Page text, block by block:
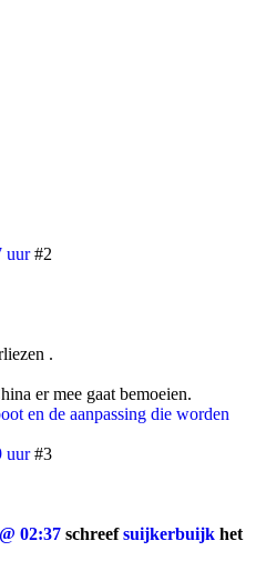
uur #2
.
er mee gaat bemoeien.
en de aanpassing die worden
uur #3
02:37 schreefsuijkerbuijk het